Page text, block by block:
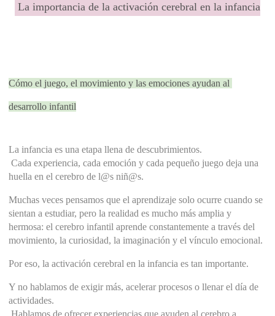
La importancia de la activación cerebral en la infancia
Cómo el juego, el movimiento y las emociones ayudan al
desarrollo infantil
La infancia es una etapa llena de descubrimientos.
huella en el cerebro de l@s niñ@s.
Muchas veces pensamos que el aprendizaje solo ocurre cuando se
sientan a estudiar, pero la realidad es mucho más amplia y
hermosa: el cerebro infantil aprende constantemente a través del
movimiento, la curiosidad, la imaginación y el vínculo emocional.
Por eso, la activación cerebral en la infancia es tan importante.
Y no hablamos de exigir más, acelerar procesos o llenar el día de
actividades.